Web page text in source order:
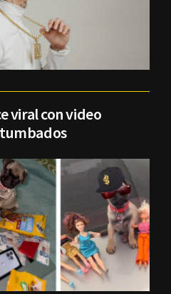
viral con video